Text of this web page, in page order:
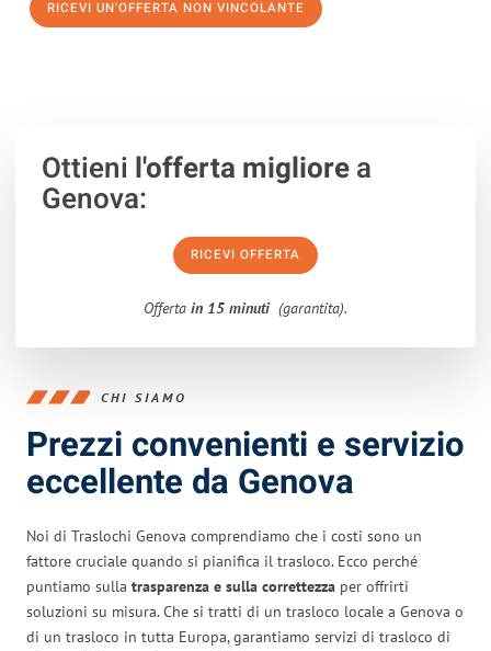
RICEVI UN'OFFERTA NON VINCOLANTE
Ottieni l'offerta migliorea
Genova:
RICEVI OFFERTA
Offerta in 15 minuti (garantita).
CHI SIAMO
Prezzi convenienti e servizio
eccellente da Genova
Noi di Traslochi Genova comprendiamo che i costi sono un
fattore cruciale quando si pianifica il trasloco. Ecco perché
puntiamo sulla trasparenza e sulla correttezza per offrirti
soluzioni su misura. Che si tratti di un trasloco locale a Genova o
di un trasloco in tutta Europa, garantiamo servizi di trasloco di